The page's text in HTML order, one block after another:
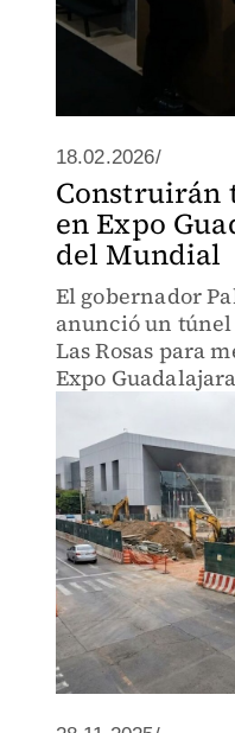
18.02.2026/
Construirán
en Expo
del Mundial
El gobernador
anunció un
Las Rosas para
Expo